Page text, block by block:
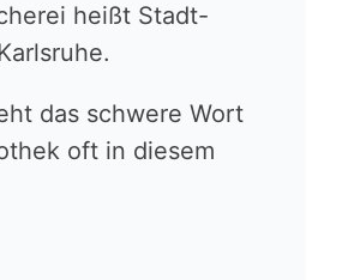
heißt Stadt-
das schwere Wort
oft in diesem